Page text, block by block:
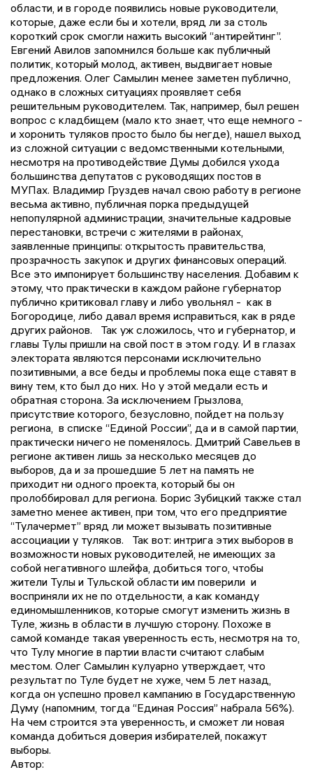
области, и в городе появились новые руководители,
которые, даже если бы и хотели, вряд ли за столь
короткий срок смогли нажить высокий “антирейтинг”.
Евгений Авилов запомнился больше как публичный
политик, который молод, активен, выдвигает новые
предложения. Олег Самылин менее заметен публично,
однако в сложных ситуациях проявляет себя
решительным руководителем. Так, например, был решен
вопрос с кладбищем (мало кто знает, что еще немного -
и хоронить туляков просто было бы негде), нашел выход
из сложной ситуации с ведомственными котельными,
несмотря на противодействие Думы добился ухода
большинства депутатов с руководящих постов в
МУПах. Владимир Груздев начал свою работу в регионе
весьма активно, публичная порка предыдущей
непопулярной администрации, значительные кадровые
перестановки, встречи с жителями в районах,
заявленные принципы: открытость правительства,
прозрачность закупок и других финансовых операций.
Все это импонирует большинству населения. Добавим к
этому, что практически в каждом районе губернатор
публично критиковал главу и либо увольнял - как в
Богородице, либо давал время исправиться, как в ряде
других районов. Так уж сложилось, что и губернатор, и
главы Тулы пришли на свой пост в этом году. И в глазах
электората являются персонами исключительно
позитивными, а все беды и проблемы пока еще ставят в
вину тем, кто был до них. Но у этой медали есть и
обратная сторона. За исключением Грызлова,
присутствие которого, безусловно, пойдет на пользу
региона, в списке “Единой России”, да и в самой партии,
практически ничего не поменялось. Дмитрий Савельев в
регионе активен лишь за несколько месяцев до
выборов, да и за прошедшие 5 лет на память не
приходит ни одного проекта, который бы он
пролоббировал для региона. Борис Зубицкий также стал
заметно менее активен, при том, что его предприятие
“Тулачермет” вряд ли может вызывать позитивные
ассоциации у туляков. Так вот: интрига этих выборов в
возможности новых руководителей, не имеющих за
собой негативного шлейфа, добиться того, чтобы
жители Тулы и Тульской области им поверили и
восприняли их не по отдельности, а как команду
единомышленников, которые смогут изменить жизнь в
Туле, жизнь в области в лучшую сторону. Похоже в
самой команде такая уверенность есть, несмотря на то,
что Тулу многие в партии власти считают слабым
местом. Олег Самылин кулуарно утверждает, что
результат по Туле будет не хуже, чем 5 лет назад,
когда он успешно провел кампанию в Государственную
Думу (напомним, тогда “Единая Россия” набрала 56%).
На чем строится эта уверенность, и сможет ли новая
команда добиться доверия избирателей, покажут
выборы.
Автор: